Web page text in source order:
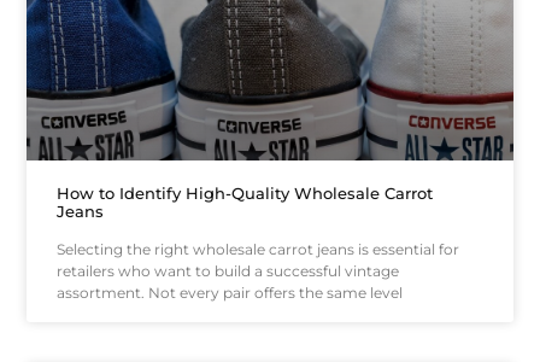
How to Identify High-Quality Wholesale Carrot
Jeans
Selecting the right wholesale carrot jeans is essential for
retailers who want to build a successful vintage
assortment. Not every pair offers the same level